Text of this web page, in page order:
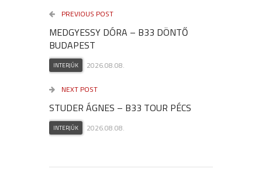
PREVIOUS POST
MEDGYESSY DÓRA – B33 DÖNTŐ
BUDAPEST
INTERJÚK 2026.08.08.
NEXT POST
STUDER ÁGNES – B33 TOUR PÉCS
INTERJÚK 2026.08.08.